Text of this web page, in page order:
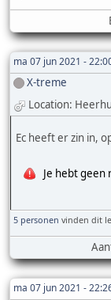
ma 07 jun 2021 -
X-treme
Location:
Ec heeft er zin in,
Je hebt geen
5 personen vinden dit
ma 07 jun 2021 -